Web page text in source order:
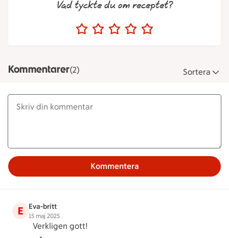
Vad tyckte du om receptet?
Kommentarer(2) Sortera
Kommentera
E Eva-britt
15 maj 2025
Verkligen gott!